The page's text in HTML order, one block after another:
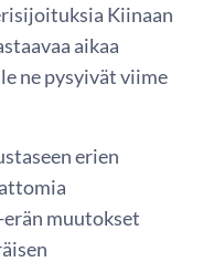
Kiinaan
aikaa
ne pysyivät viime
erien
muutokset